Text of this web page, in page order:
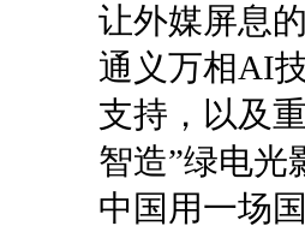
让外媒屏息
通义万相AI
支持，以及
智造”绿电光
中国用一场